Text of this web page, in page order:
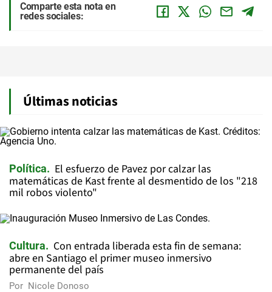
Comparte esta nota en
redes sociales:
Últimas noticias
Política
El esfuerzo de Pavez por calzar las
matemáticas de Kast frente al desmentido de los "218
mil robos violento"
Cultura
Con entrada liberada esta fin de semana:
abre en Santiago el primer museo inmersivo
permanente del país
Por Nicole Donoso